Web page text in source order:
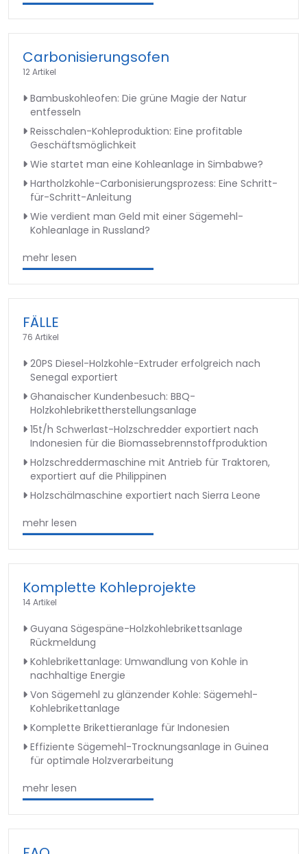
Carbonisierungsofen
12 Artikel
Bambuskohleofen: Die grüne Magie der Natur
entfesseln
Reisschalen-Kohleproduktion: Eine profitable
Geschäftsmöglichkeit
Wie startet man eine Kohleanlage in Simbabwe?
Hartholzkohle-Carbonisierungsprozess: Eine Schritt-
für-Schritt-Anleitung
Wie verdient man Geld mit einer Sägemehl-
Kohleanlage in Russland?
mehr lesen
FÄLLE
76 Artikel
20PS Diesel-Holzkohle-Extruder erfolgreich nach
Senegal exportiert
Ghanaischer Kundenbesuch: BBQ-
Holzkohlebrikettherstellungsanlage
15t/h Schwerlast-Holzschredder exportiert nach
Indonesien für die Biomassebrennstoffproduktion
Holzschreddermaschine mit Antrieb für Traktoren,
exportiert auf die Philippinen
Holzschälmaschine exportiert nach Sierra Leone
mehr lesen
Komplette Kohleprojekte
14 Artikel
Guyana Sägespäne-Holzkohlebrikettsanlage
Rückmeldung
Kohlebrikettanlage: Umwandlung von Kohle in
nachhaltige Energie
Von Sägemehl zu glänzender Kohle: Sägemehl-
Kohlebrikettanlage
Komplette Brikettieranlage für Indonesien
Effiziente Sägemehl-Trocknungsanlage in Guinea
für optimale Holzverarbeitung
mehr lesen